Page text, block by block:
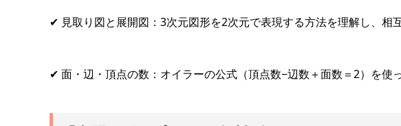
✔ 見取り図と展開図：3次元図形を2次元で表現する方法を理解し、相
✔ 面・辺・頂点の数：オイラーの公式（頂点数−辺数＋面数＝2）を使